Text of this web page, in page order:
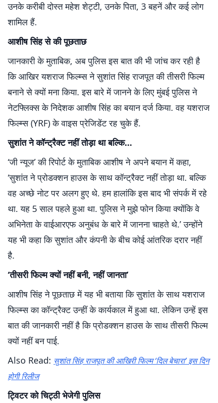
उनके करीबी दोस्त महेश शेट्टी, उनके पिता, 3 बहनें और कई लोग
शामिल हैं.
आशीष सिंह से की पूछताछ
जानकारी के मुताबिक, अब पुलिस इस बात की भी जांच कर रही है
कि आखिर यशराज फिल्म्स ने सुशांत सिंह राजपूत की तीसरी फिल्म
बनाने से क्यों मना किया. इस बारे में जानने के लिए मुंबई पुलिस ने
नेटफ्लिक्स के निदेशक आशीष सिंह का बयान दर्ज किया. वह यशराज
फिल्म्स (YRF) के वाइस प्रेजिडेंट र‍ह चुके हैं.
सुशांत ने कॉन्‍ट्रैक्‍ट नहीं तोड़ा था बल्कि…
‘जी न्‍यूज’ की रिपोर्ट के मुताबिक आशीष ने अपने बयान में कहा,
‘सुशांत ने प्रोडक्‍शन हाउस के साथ कॉन्‍ट्रैक्‍ट नहीं तोड़ा था. बल्‍क‍ि
वह अच्‍छे नोट पर अलग हुए थे. हम हालांकि इस बाद भी संपर्क में रहे
था. यह 5 साल पहले हुआ था. पुलिस ने मुझे फोन किया क्योंकि वे
अभिनेता के वाईआरएफ अनुबंध के बारे में जानना चाहते थे.’ उन्‍होंने
यह भी कहा कि सुशांत और कंपनी के बीच कोई आंतरिक दरार नहीं
है.
‘तीसरी फिल्‍म क्‍यों नहीं बनी, नहीं जानता’
आशीष सिंह ने पूछताछ में यह भी बताया कि सुशांत के साथ यशराज
फिल्‍म्‍स का कॉन्‍ट्रैक्‍ट उन्‍हीं के कार्यकाल में हुआ था. लेकिन उन्‍हें इस
बात की जानकारी नहीं है कि प्रोडक्‍शन हाउस के साथ तीसरी फिल्‍म
क्‍यों नहीं बन पाई.
Also Read: सुशांत सिंह राजपूत की आखिरी फिल्म ‘दिल बेचारा’ इस दिन
होगी रिलीज
ट्विटर को चिट्ठी भेजेगी पुलिस